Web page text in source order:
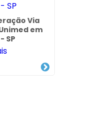
Via
em
SP